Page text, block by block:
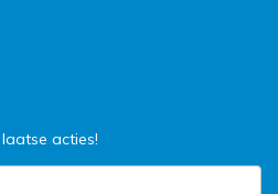
acties!